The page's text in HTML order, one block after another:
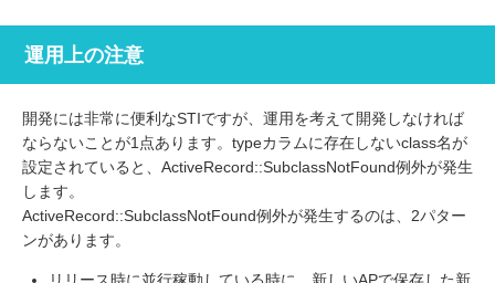
運用上の注意
開発には非常に便利なSTIですが、運用を考えて開発しなければ
ならないことが1点あります。typeカラムに存在しないclass名が
設定されていると、ActiveRecord::SubclassNotFound例外が発生
します。
ActiveRecord::SubclassNotFound例外が発生するのは、2パター
ンがあります。
リリース時に並行稼動している時に、新しいAPで保存した新